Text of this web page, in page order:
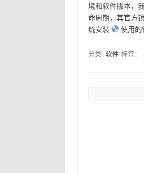
境和软件版本，
命周期，其官方
统安装
使用的
分类: 软件 标签：